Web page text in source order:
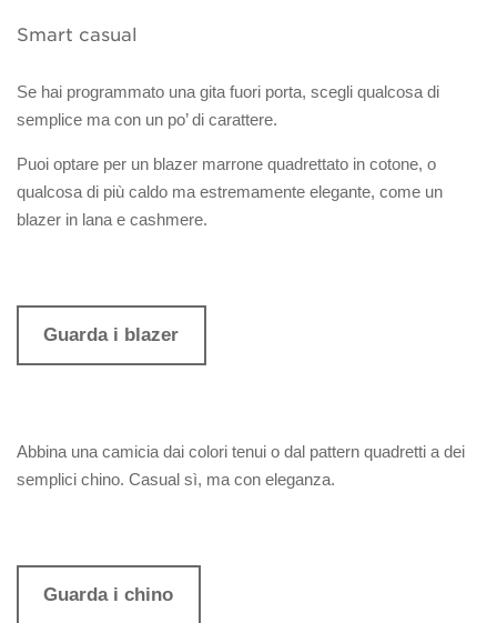
Smart casual
Se hai programmato una gita fuori porta, scegli qualcosa di
semplice ma con un po’ di carattere.
Puoi optare per un blazer marrone quadrettato in cotone, o
qualcosa di più caldo ma estremamente elegante, come un
blazer in lana e cashmere.
Guarda i blazer
Abbina una camicia dai colori tenui o dal pattern quadretti a dei
semplici chino. Casual sì, ma con eleganza.
Guarda i chino